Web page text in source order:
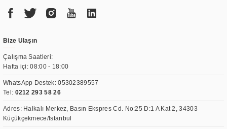
Bize Ulaşın
Çalışma Saatleri:
Hafta içi: 08:00 - 18:00
WhatsApp Destek:05302389557
Tel: 0212 293 58 26
Adres: Halkalı Merkez, Basın Ekspres Cd. No:25 D:1 A Kat 2, 34303
Küçükçekmece/İstanbul